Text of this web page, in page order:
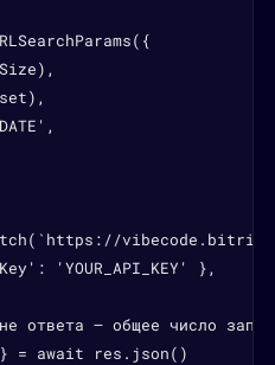
'YOUR_API_KEY' },
ответа — общее число
= await res.json()